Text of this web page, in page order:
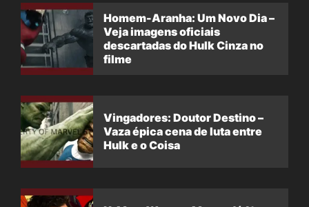
Homem-Aranha: Um Novo Dia –
Veja imagens oficiais
descartadas do Hulk Cinza no
filme
Vingadores: Doutor Destino –
Vaza épica cena de luta entre
Hulk e o Coisa